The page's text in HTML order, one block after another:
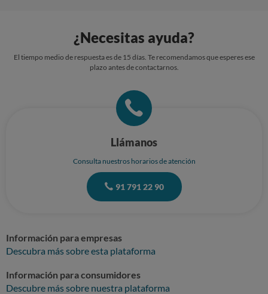
¿Necesitas ayuda?
El tiempo medio de respuesta es de 15 días. Te recomendamos que esperes ese
plazo antes de contactarnos.
Llámanos
Consulta nuestros horarios de atención
91 791 22 90
Información para empresas
Descubra más sobre esta plataforma
Información para consumidores
Descubre más sobre nuestra plataforma